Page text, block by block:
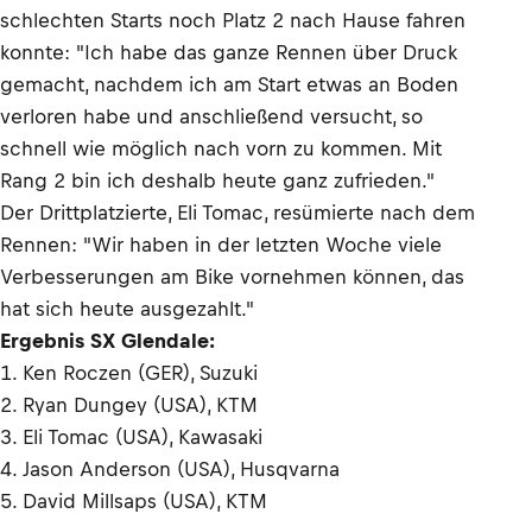
schlechten Starts noch Platz 2 nach Hause fahren
konnte: "Ich habe das ganze Rennen über Druck
gemacht, nachdem ich am Start etwas an Boden
verloren habe und anschließend versucht, so
schnell wie möglich nach vorn zu kommen. Mit
Rang 2 bin ich deshalb heute ganz zufrieden."
Der Drittplatzierte, Eli Tomac, resümierte nach dem
Rennen: "Wir haben in der letzten Woche viele
Verbesserungen am Bike vornehmen können, das
hat sich heute ausgezahlt."
Ergebnis SX Glendale:
1. Ken Roczen (GER), Suzuki
2. Ryan Dungey (USA), KTM
3. Eli Tomac (USA), Kawasaki
4. Jason Anderson (USA), Husqvarna
5. David Millsaps (USA), KTM